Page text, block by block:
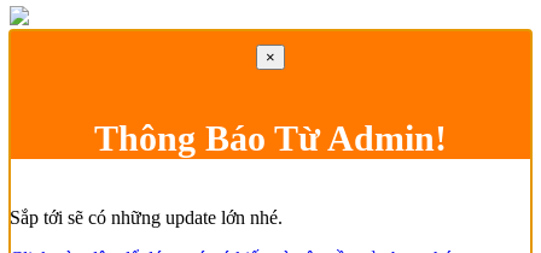
×
Thông Báo Từ Admin!
Sắp tới sẽ có những update lớn nhé.